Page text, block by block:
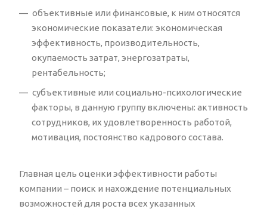
объективные или финансовые, к ним относятся
экономические показатели: экономическая
эффективность, производительность,
окупаемость затрат, энергозатраты,
рентабельность;
субъективные или социально-психологические
факторы, в данную группу включены: активность
сотрудников, их удовлетворенность работой,
мотивация, постоянство кадрового состава.
Главная цель оценки эффективности работы
компании – поиск и нахождение потенциальных
возможностей для роста всех указанных